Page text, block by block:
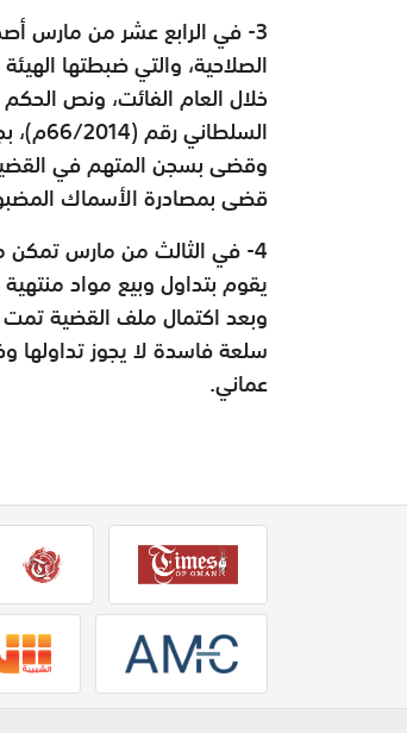
3- في الرابع عشر من مارس
الصلاحية، والتي ضبطتها
خلال العام الفائت، ونص
وقضى بسجن المتهم في
قضى بمصادرة الأسماك
4- في الثالث من مارس تمكن
يقوم بتداول وبيع مواد
وبعد اكتمال ملف القضية تمت
عماني.